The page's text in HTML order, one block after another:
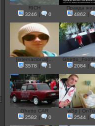
RICH
3246
0
Правда
4862
[internacional]...
3578
1
2084|
Ghetto CAR
2582
0
wSp |
2544|